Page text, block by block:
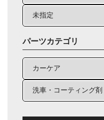
パーツカテゴリ